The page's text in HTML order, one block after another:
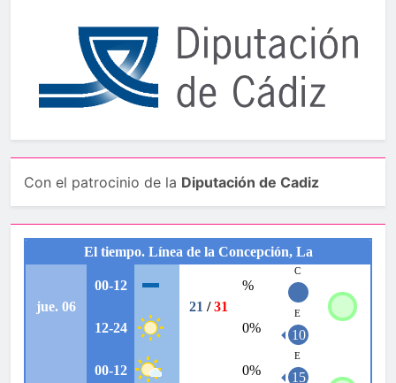
Con el patrocinio de la Diputación de Cadiz